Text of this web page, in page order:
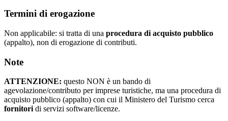
Termini di erogazione
Non applicabile: si tratta di una procedura di acquisto pubblico
(appalto), non di erogazione di contributi.
Note
ATTENZIONE: questo NON è un bando di
agevolazione/contributo per imprese turistiche, ma una procedura di
acquisto pubblico (appalto) con cui il Ministero del Turismo cerca
fornitori di servizi software/licenze.